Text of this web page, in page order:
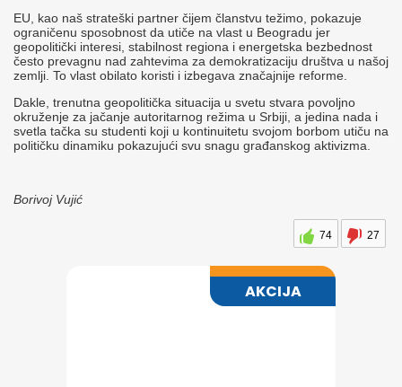
EU, kao naš strateški partner čijem članstvu težimo, pokazuje
ograničenu sposobnost da utiče na vlast u Beogradu jer
geopolitički interesi, stabilnost regiona i energetska bezbednost
često prevagnu nad zahtevima za demokratizaciju društva u našoj
zemlji. To vlast obilato koristi i izbegava značajnije reforme.
Dakle, trenutna geopolitička situacija u svetu stvara povoljno
okruženje za jačanje autoritarnog režima u Srbiji, a jedina nada i
svetla tačka su studenti koji u kontinuitetu svojom borbom utiču na
političku dinamiku pokazujući svu snagu građanskog aktivizma.
Borivoj Vujić​
74 27